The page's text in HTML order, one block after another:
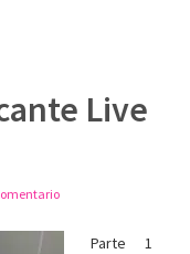
Live
Parte 1